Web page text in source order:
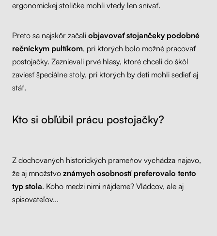
ergonomickej stoličke mohli vtedy len snívať.
Preto sa najskôr začali objavovať stojančeky podobné
rečníckym pultíkom, pri ktorých bolo možné pracovať
postojačky. Zaznievali prvé hlasy, ktoré chceli do škôl
zaviesť špeciálne stoly, pri ktorých by deti mohli sedieť aj
stáť.
Kto si obľúbil prácu postojačky?
Z dochovaných historických prameňov vychádza najavo,
že aj množstvo známych osobností preferovalo tento
typ stola. Koho medzi nimi nájdeme? Vládcov, ale aj
spisovateľov...